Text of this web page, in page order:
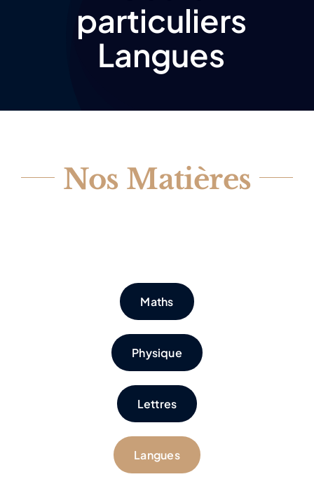
particuliers
Langues
Nos Matières
Maths
Physique
Lettres
Langues